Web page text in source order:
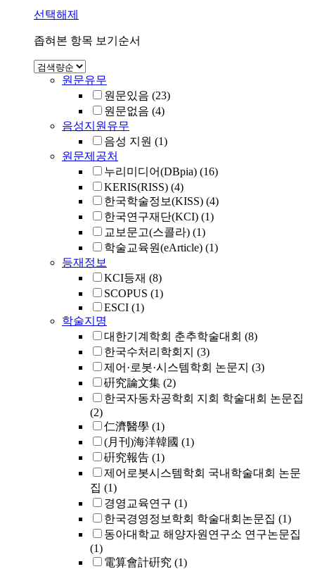
선택해제
좁혀본 항목 보기순서
원문유무
원문있음 (23)
원문없음 (4)
음성지원유무
음성 지원 (1)
원문제공처
누리미디어(DBpia) (16)
KERIS(RISS) (4)
한국학술정보(KISS) (4)
한국연구재단(KCI) (1)
교보문고(스콜라) (1)
학술교육원(eArticle) (1)
등재정보
KCI등재 (8)
SCOPUS (1)
ESCI (1)
학술지명
대한기계학회 춘추학술대회 (8)
한국수처리학회지 (3)
제어·로봇·시스템학회 논문지 (3)
硏究論文集 (2)
한국자동차공학회 지회 학술대회 논문집
(2)
仁濟醫學 (1)
(月刊)海洋韓國 (1)
硏究報告 (1)
제어로봇시스템학회 국내학술대회 논문
집 (1)
경영교육연구 (1)
한국경영정보학회 학술대회논문집 (1)
동아대학교 해양자원연구소 연구논문집
(1)
電算會計硏究 (1)